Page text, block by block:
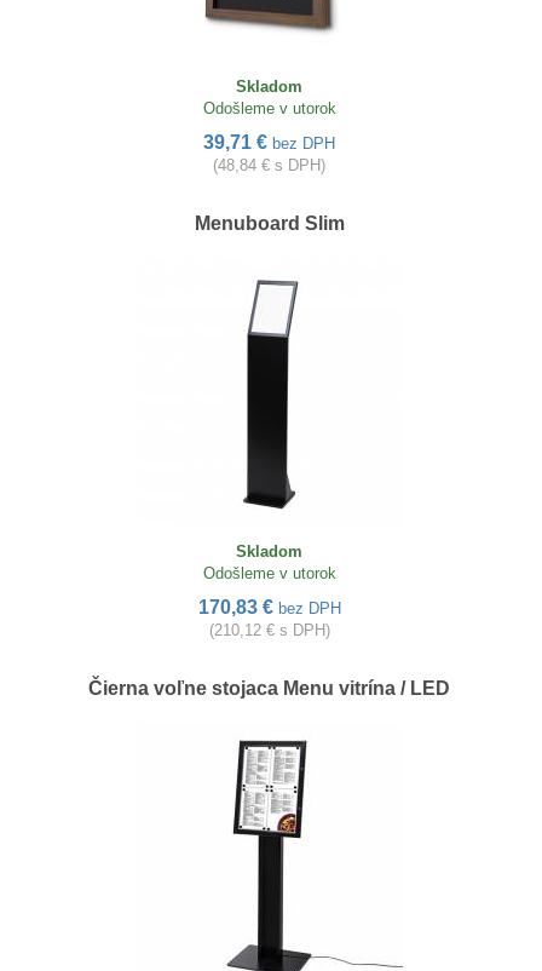
Skladom
Odošleme v utorok
39,71 € bez DPH
(48,84 € s DPH)
Menuboard Slim
Skladom
Odošleme v utorok
170,83 € bez DPH
(210,12 € s DPH)
Čierna voľne stojaca Menu vitrína / LED